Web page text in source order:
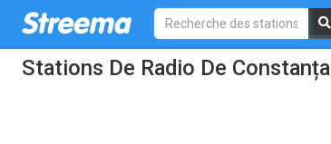
Stations De Radio De Constanța